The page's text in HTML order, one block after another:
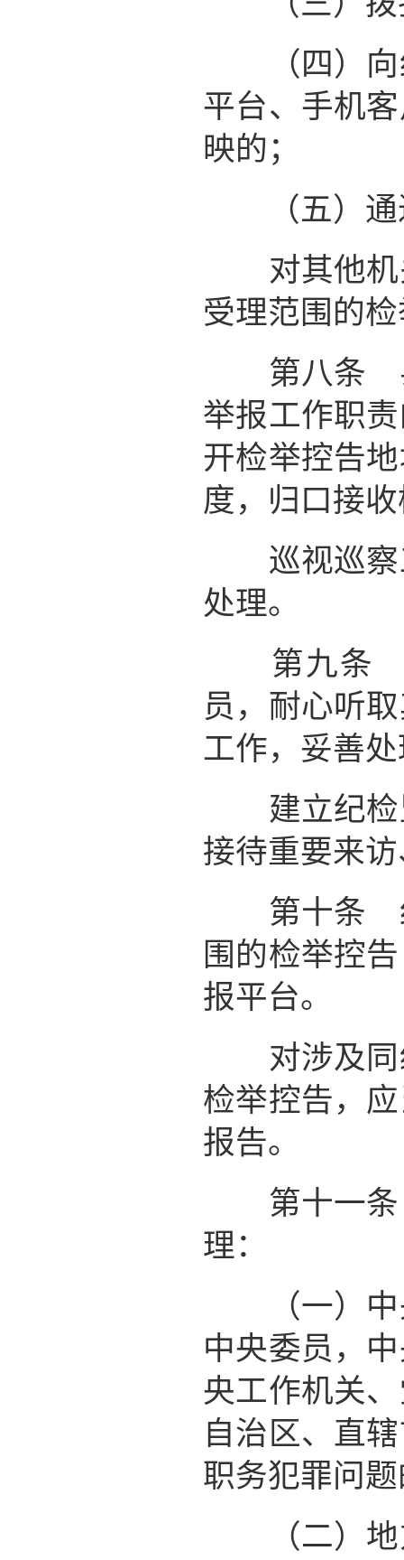
（四）向
平台、手机
映的；
（五）通
对其他机
受理范围的
第八条 县
举报工作职
开检举控告
度，归口接
巡视巡察
处理。
第九条 纪
员，耐心听
工作，妥善
建立纪检
接待重要来
第十条 纪
围的检举控
报平台。
对涉及同
检举控告，
报告。
第十一条
理：
（一）中
中央委员，
央工作机关
自治区、直
职务犯罪问
（二）地